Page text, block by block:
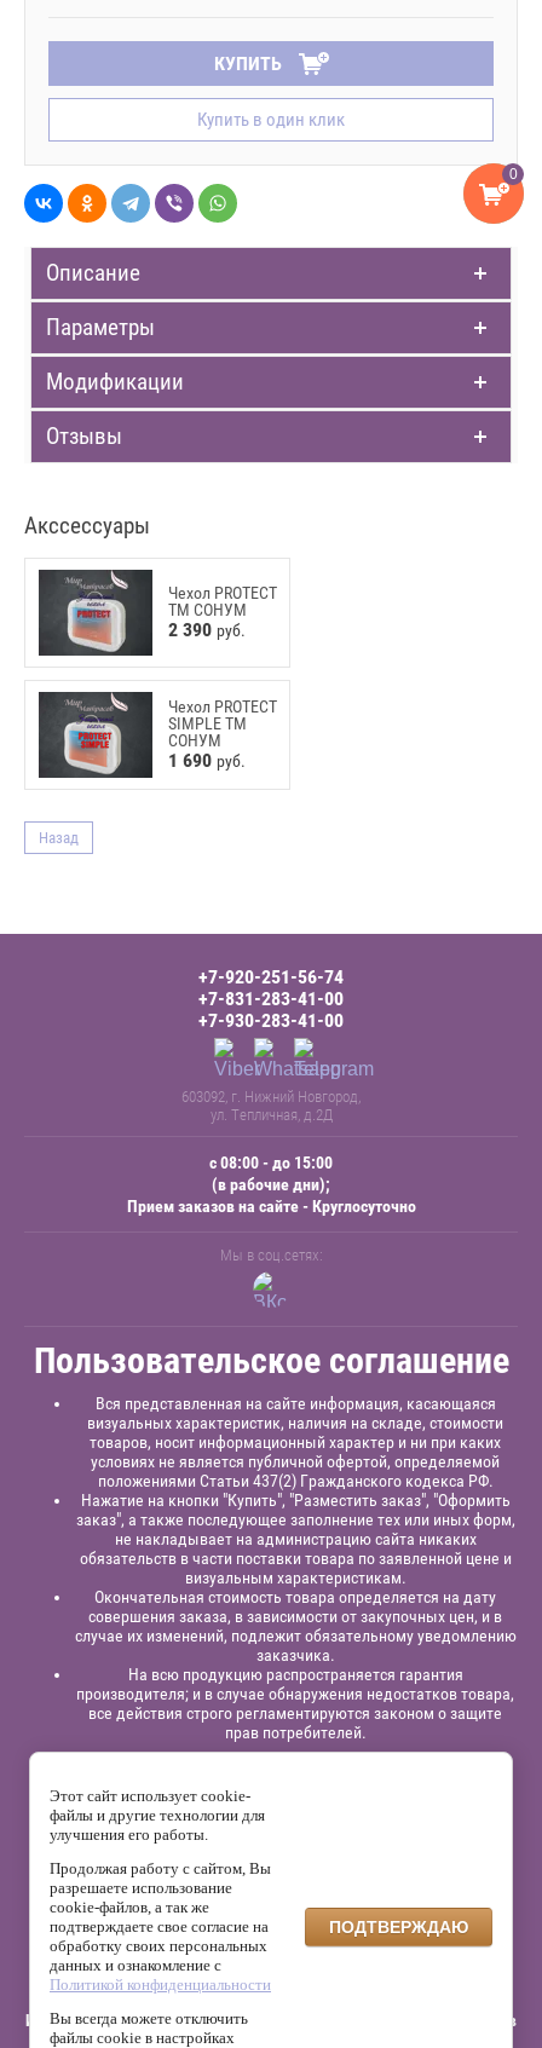
0
КУПИТЬ
Купить в один клик
Описание
Параметры
Модификации
Отзывы
Акссессуары
Чехол PROTECT
ТМ СОНУМ
2 390 руб.
Чехол PROTECT
SIMPLE ТМ
СОНУМ
1 690 руб.
Назад
с 08:00 - до 15:00
(в рабочие дни);
Прием заказов на сайте - Круглосуточно
+7-920-251-56-74
+7-831-283-41-00
+7-930-283-41-00
603092, г. Нижний Новгород,
ул. Тепличная, д.2Д
Мы в соц.сетях:
Пользовательское соглашение
Вся представленная на сайте информация, касающаяся
визуальных характеристик, наличия на складе, стоимости
товаров, носит информационный характер и ни при каких
условиях не является публичной офертой, определяемой
положениями Статьи 437(2) Гражданского кодекса РФ.
Нажатие на кнопки "Купить", "Разместить заказ", "Оформить
заказ", а также последующее заполнение тех или иных форм,
не накладывает на администрацию сайта никаких
обязательств в части поставки товара по заявленной цене и
визуальным характеристикам.
Окончательная стоимость товара определяется на дату
совершения заказа, в зависимости от закупочных цен, и в
случае их изменений, подлежит обязательному уведомлению
заказчика.
На всю продукцию распространяется гарантия
производителя; и в случае обнаружения недостатков товара,
все действия строго регламентируются законом о защите
прав потребителей.
предприниматель
Павлинов Антон Вячеславович,
525863414200,ОГРНИП 315525800001838;
р/сч: 40802810129120000332
“Альфа - Банк”,к/с: 30101810200000000824, БИК: 042202824
На сайте используется сервис веб-аналитики Яндекс.Метрика,
который может собирать файлы cookie и данные о поведении
посетителей. Данные обрабатываются ООО «Яндекс» в
соответствии с его политикой конфиденциальности.
Администрация сайта не использует эти данные для
собственной обработки персональных данных.
Интернет-магазин матрасов, кроватей, мебели и других аксессуаров
для сна и отдыха "Мир Матрасов - НН" © 2015 г. - 2026 г.
Этот сайт использует cookie-
файлы и другие технологии для
улучшения его работы.
Продолжая работу с сайтом, Вы
разрешаете использование
cookie-файлов, а так же
подтверждаете свое согласие на
обработку своих персональных
данных и ознакомление с
Политикой конфиденциальности
Вы всегда можете отключить
файлы cookie в настройках
ПОДТВЕРЖДАЮ